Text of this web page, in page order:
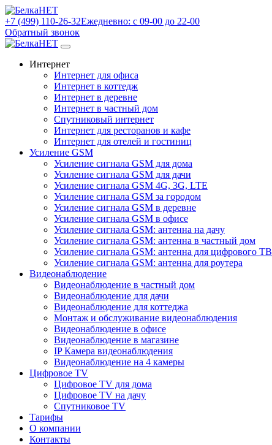
+7 (499) 110-26-32Ежедневно: с 09-00 до 22-00
Обратный звонок
Интернет
Интернет для офиса
Интернет в коттедж
Интернет в деревне
Интернет в частный дом
Спутниковый интернет
Интернет для ресторанов и кафе
Интернет для отелей и гостиниц
Усиление GSM
Усиление сигнала GSM для дома
Усиление сигнала GSM для дачи
Усиление сигнала GSM 4G, 3G, LTE
Усиление сигнала GSM за городом
Усиление сигнала GSM в деревне
Усиление сигнала GSM в офисе
Усиление сигнала GSM: антенна на дачу
Усиление сигнала GSM: антенна в частный дом
Усиление сигнала GSM: антенна для цифрового ТВ
Усиление сигнала GSM: антенна для роутера
Видеонаблюдение
Видеонаблюдение в частный дом
Видеонаблюдение для дачи
Видеонаблюдение для коттеджа
Монтаж и обслуживание видеонаблюдения
Видеонаблюдение в офисе
Видеонаблюдение в магазине
IP Камера видеонаблюдения
Видеонаблюдение на 4 камеры
Цифровое TV
Цифровое TV для дома
Цифровое TV на дачу
Спутниковое TV
Тарифы
О компании
Контакты